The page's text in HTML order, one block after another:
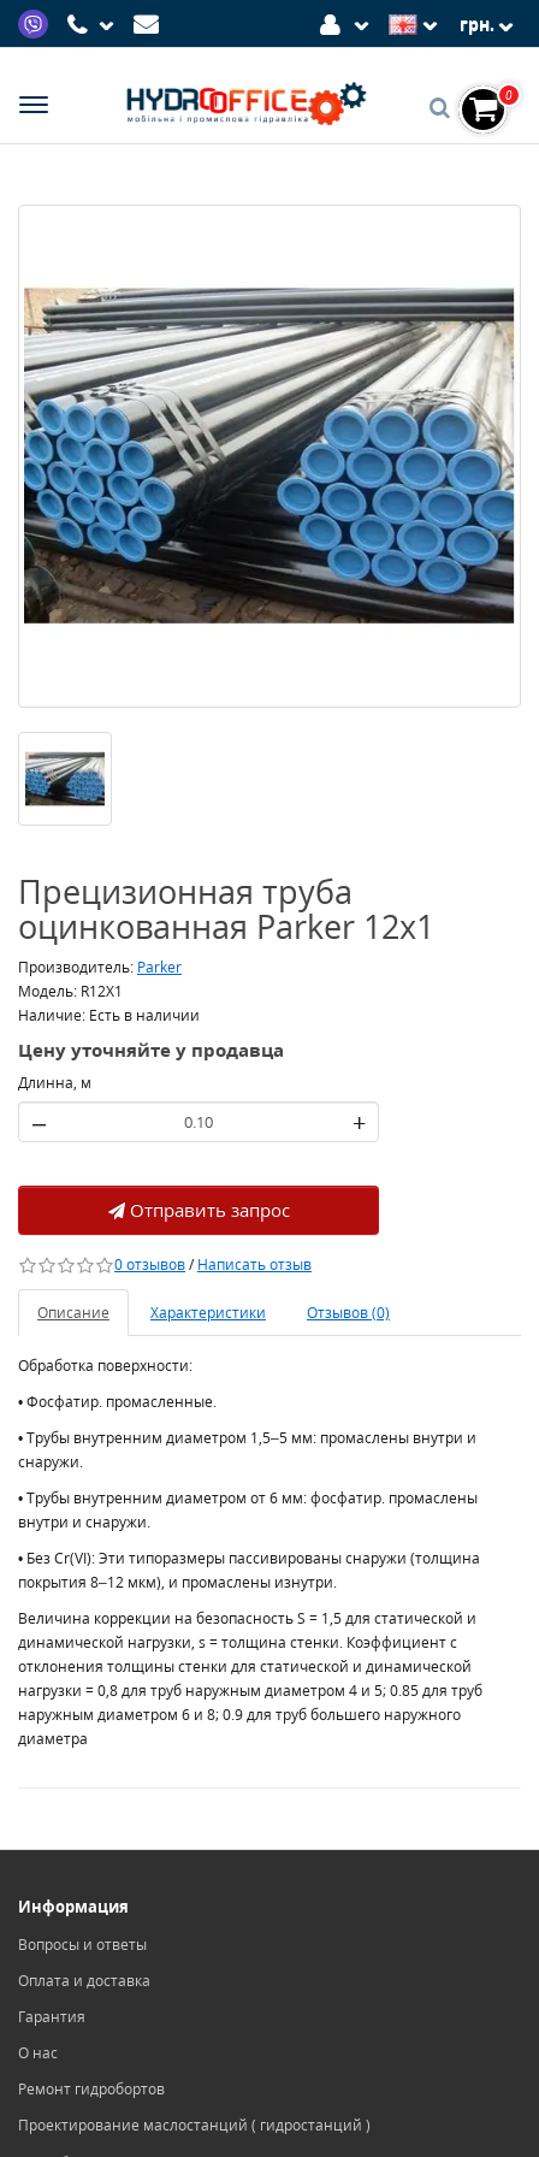
грн.
0
Прецизионная труба
оцинкованная Parker 12x1
Производитель: Parker
Модель: R12X1
Наличие: Есть в наличии
Цену уточняйте у продавца
Длинна, м
– +
Отправить запрос
0 отзывов/Написать отзыв
Описание Характеристики Отзывов (0)
Обработка поверхности:
• Фосфатир. промасленные.
• Трубы внутренним диаметром 1,5–5 мм: промаслены внутри и
снаружи.
• Трубы внутренним диаметром от 6 мм: фосфатир. промаслены
внутри и снаружи.
• Без Cr(VI): Эти типоразмеры пассивированы снаружи (толщина
покрытия 8–12 мкм), и промаслены изнутри.
Величина коррекции на безопасность S = 1,5 для статической и
динамической нагрузки, s = толщина стенки. Коэффициент c
отклонения толщины стенки для статической и динамической
нагрузки = 0,8 для труб наружным диаметром 4 и 5; 0.85 для труб
наружным диаметром 6 и 8; 0.9 для труб большего наружного
диаметра
Информация
Вопросы и ответы
Оплата и доставка
Гарантия
О нас
Ремонт гидробортов
Проектирование маслостанций ( гидростанций )